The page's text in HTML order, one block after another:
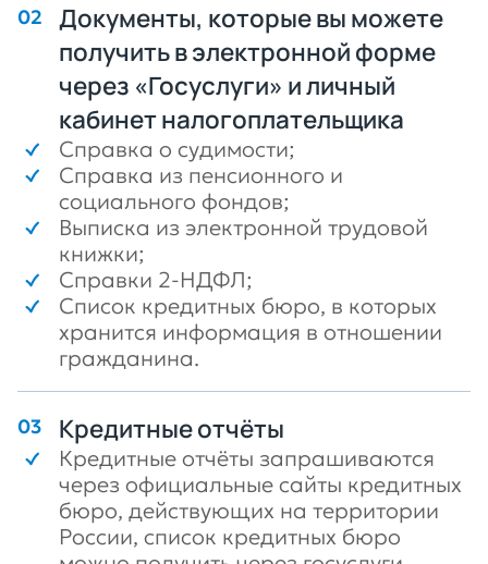
Документы, которые вы можете
получить в электронной форме
через «Госуслуги» и личный
кабинет налогоплательщика
Справка о судимости;
Справка из пенсионного и
социального фондов;
Выписка из электронной трудовой
книжки;
Справки 2-НДФЛ;
Список кредитных бюро, в которых
хранится информация в отношении
гражданина.
Кредитные отчёты
Кредитные отчёты запрашиваются
через официальные сайты кредитных
бюро, действующих на территории
России, список кредитных бюро